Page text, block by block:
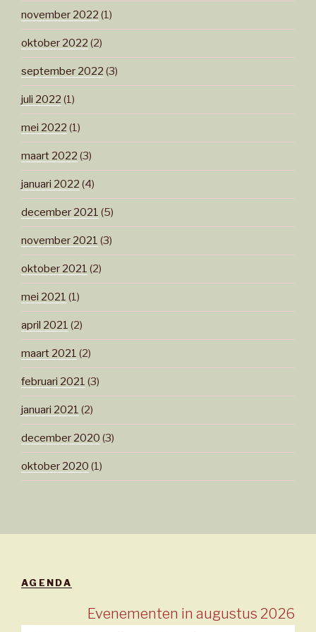
november 2022 (1)
oktober 2022 (2)
september 2022 (3)
juli 2022 (1)
mei 2022 (1)
maart 2022 (3)
januari 2022 (4)
december 2021 (5)
november 2021 (3)
oktober 2021 (2)
mei 2021 (1)
april 2021 (2)
maart 2021 (2)
februari 2021 (3)
januari 2021 (2)
december 2020 (3)
oktober 2020 (1)
AGENDA
Evenementen in augustus 2026